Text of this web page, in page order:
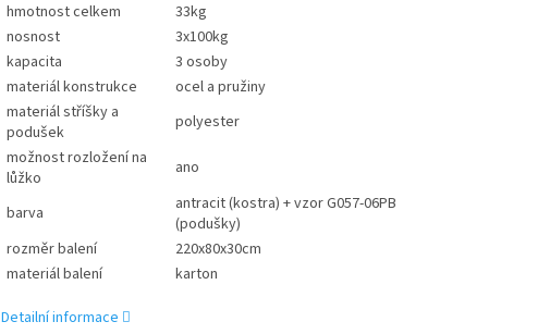
hmotnost celkem
33kg
nosnost
3x100kg
kapacita
3 osoby
materiál konstrukce
ocel a pružiny
materiál stříšky a
podušek
polyester
možnost rozložení na
lůžko
ano
barva
antracit (kostra) + vzor G057-06PB
(podušky)
rozměr balení
220x80x30cm
materiál balení
karton
Detailní informace